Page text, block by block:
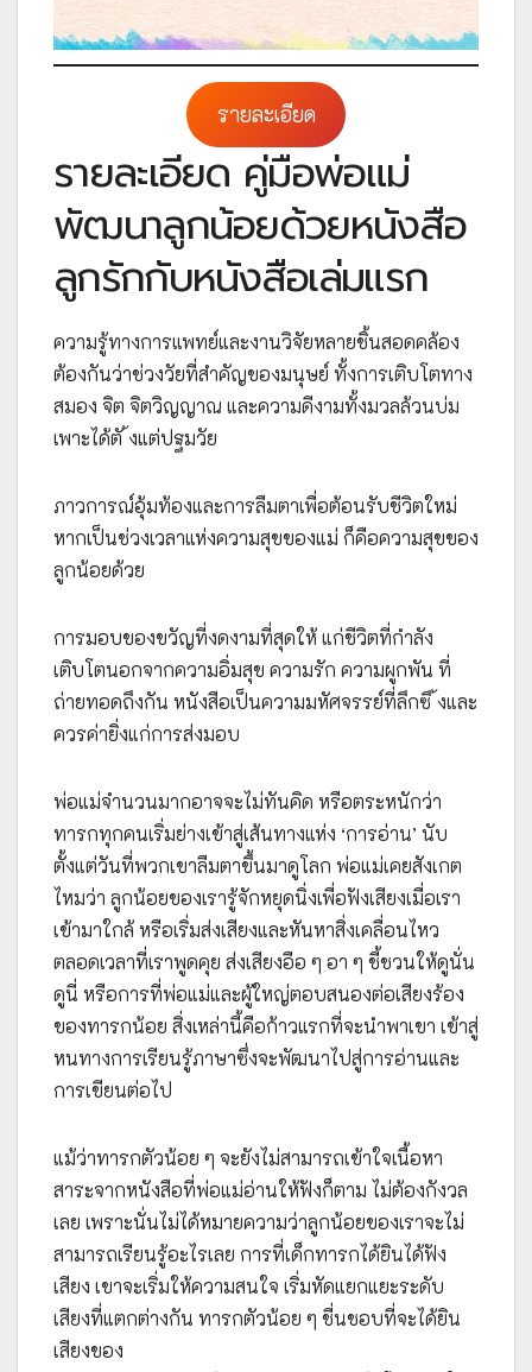
รายละเอียด
รายละเอียด คู่มือพ่อแม่
พัฒนาลูกน้อยด้วยหนังสือ
ลูกรักกับหนังสือเล่มแรก
ความรู้ทางการแพทย์และงานวิจัยหลายชิ้นสอดคล้อง
ต้องกันว่าช่วงวัยที่สำคัญของมนุษย์ ทั้งการเติบโตทาง
สมอง จิต จิตวิญญาณ และความดีงามทั้งมวลล้วนบ่ม
เพาะได้ตั ้งแต่ปฐมวัย
ภาวการณ์อุ้มท้องและการลืมตาเพื่อต้อนรับชีวิตใหม่
หากเป็นช่วงเวลาแห่งความสุขของแม่ ก็คือความสุขของ
ลูกน้อยด้วย
การมอบของขวัญที่งดงามที่สุดให้ แก่ชีวิตที่กำลัง
เติบโตนอกจากความอิ่มสุข ความรัก ความผูกพัน ที่
ถ่ายทอดถึงกัน หนังสือเป็นความมหัศจรรย์ที่ลึกซึ ้งและ
ควรค่ายิ่งแก่การส่งมอบ
พ่อแม่จำนวนมากอาจจะไม่ทันคิด หรือตระหนักว่า
ทารกทุกคนเริ่มย่างเข้าสู่เส้นทางแห่ง ‘การอ่าน’ นับ
ตั้งแต่วันที่พวกเขาลืมตาขึ้นมาดูโลก พ่อแม่เคยสังเกต
ไหมว่า ลูกน้อยของเรารู้จักหยุดนิ่งเพื่อฟังเสียงเมื่อเรา
เข้ามาใกล้ หรือเริ่มส่งเสียงและหันหาสิ่งเคลื่อนไหว
ตลอดเวลาที่เราพูดคุย ส่งเสียงอือ ๆ อา ๆ ชี้ชวนให้ดูนั่น
ดูนี่ หรือการที่พ่อแม่และผู้ใหญ่ตอบสนองต่อเสียงร้อง
ของทารกน้อย สิ่งเหล่านี้คือก้าวแรกที่จะนำพาเขา เข้าสู่
หนทางการเรียนรู้ภาษาซึ่งจะพัฒนาไปสู่การอ่านและ
การเขียนต่อไป
แม้ว่าทารกตัวน้อย ๆ จะยังไม่สามารถเข้าใจเนื้อหา
สาระจากหนังสือที่พ่อแม่อ่านให้ฟังก็ตาม ไม่ต้องกังวล
เลย เพราะนั่นไม่ได้หมายความว่าลูกน้อยของเราจะไม่
สามารถเรียนรู้อะไรเลย การที่เด็กทารกได้ยินได้ฟัง
เสียง เขาจะเริ่มให้ความสนใจ เริ่มหัดแยกแยะระดับ
เสียงที่แตกต่างกัน ทารกตัวน้อย ๆ ชื่นชอบที่จะได้ยิน
เสียงของ